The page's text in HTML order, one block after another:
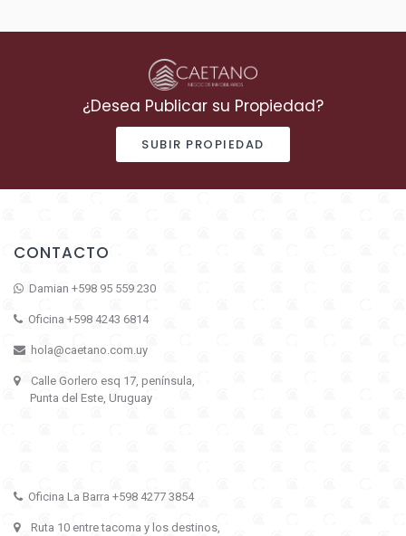
¿Desea Publicar su Propiedad?
SUBIR PROPIEDAD
CONTACTO
Damian +598 95 559 230
Oficina +598 4243 6814
hola@caetano.com.uy
Calle Gorlero esq 17, península,
Punta del Este, Uruguay
Oficina La Barra +598 4277 3854
Ruta 10 entre tacoma y los destinos,